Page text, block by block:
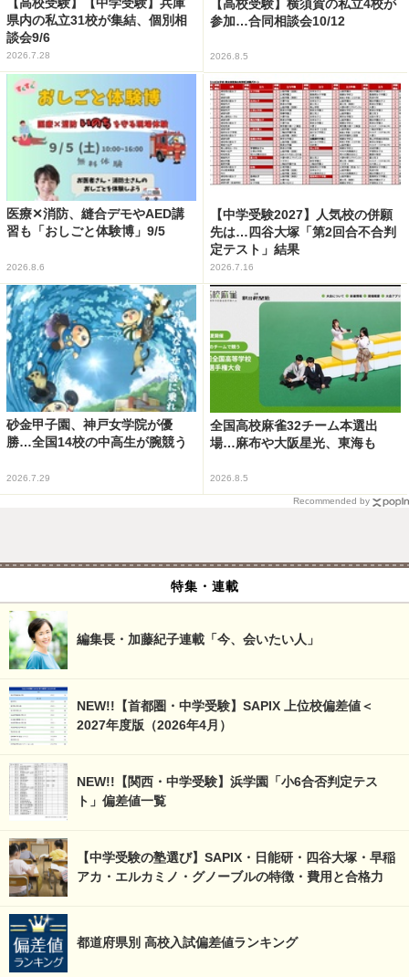
県内の私立31校が集結、個別相
談会9/6
2026.7.28
【高校受験】横須賀の私立4校が
参加…合同相談会10/12
2026.8.5
医療✕消防、縫合デモやAED講
習も「おしごと体験博」9/5
2026.8.6
【中学受験2027】人気校の併願
先は…四谷大塚「第2回合不合判
定テスト」結果
2026.7.16
砂金甲子園、神戸女学院が優
勝…全国14校の中高生が腕競う
2026.7.29
全国高校麻雀32チーム本選出
場…麻布や大阪星光、東海も
2026.8.5
Recommended by
特集・連載
編集長・加藤紀子連載「今、会いたい人」
NEW!!【首都圏・中学受験】SAPIX 上位校偏差値＜
2027年度版（2026年4月）
NEW!!【関西・中学受験】浜学園「小6合否判定テス
ト」偏差値一覧
【中学受験の塾選び】SAPIX・日能研・四谷大塚・早稲
アカ・エルカミノ・グノーブルの特徴・費用と合格力
都道府県別 高校入試偏差値ランキング